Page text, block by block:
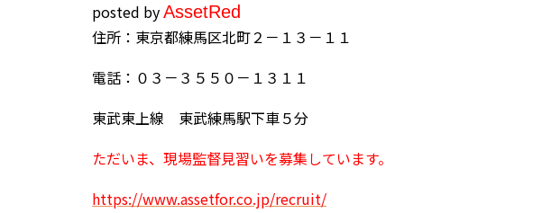
posted byAssetRed
住所：東京都練馬区北町２－１３－１１
電話：０３－３５５０－１３１１
東武東上線 東武練馬駅下車５分
ただいま、現場監督見習いを募集しています。
https://www.assetfor.co.jp/recruit/